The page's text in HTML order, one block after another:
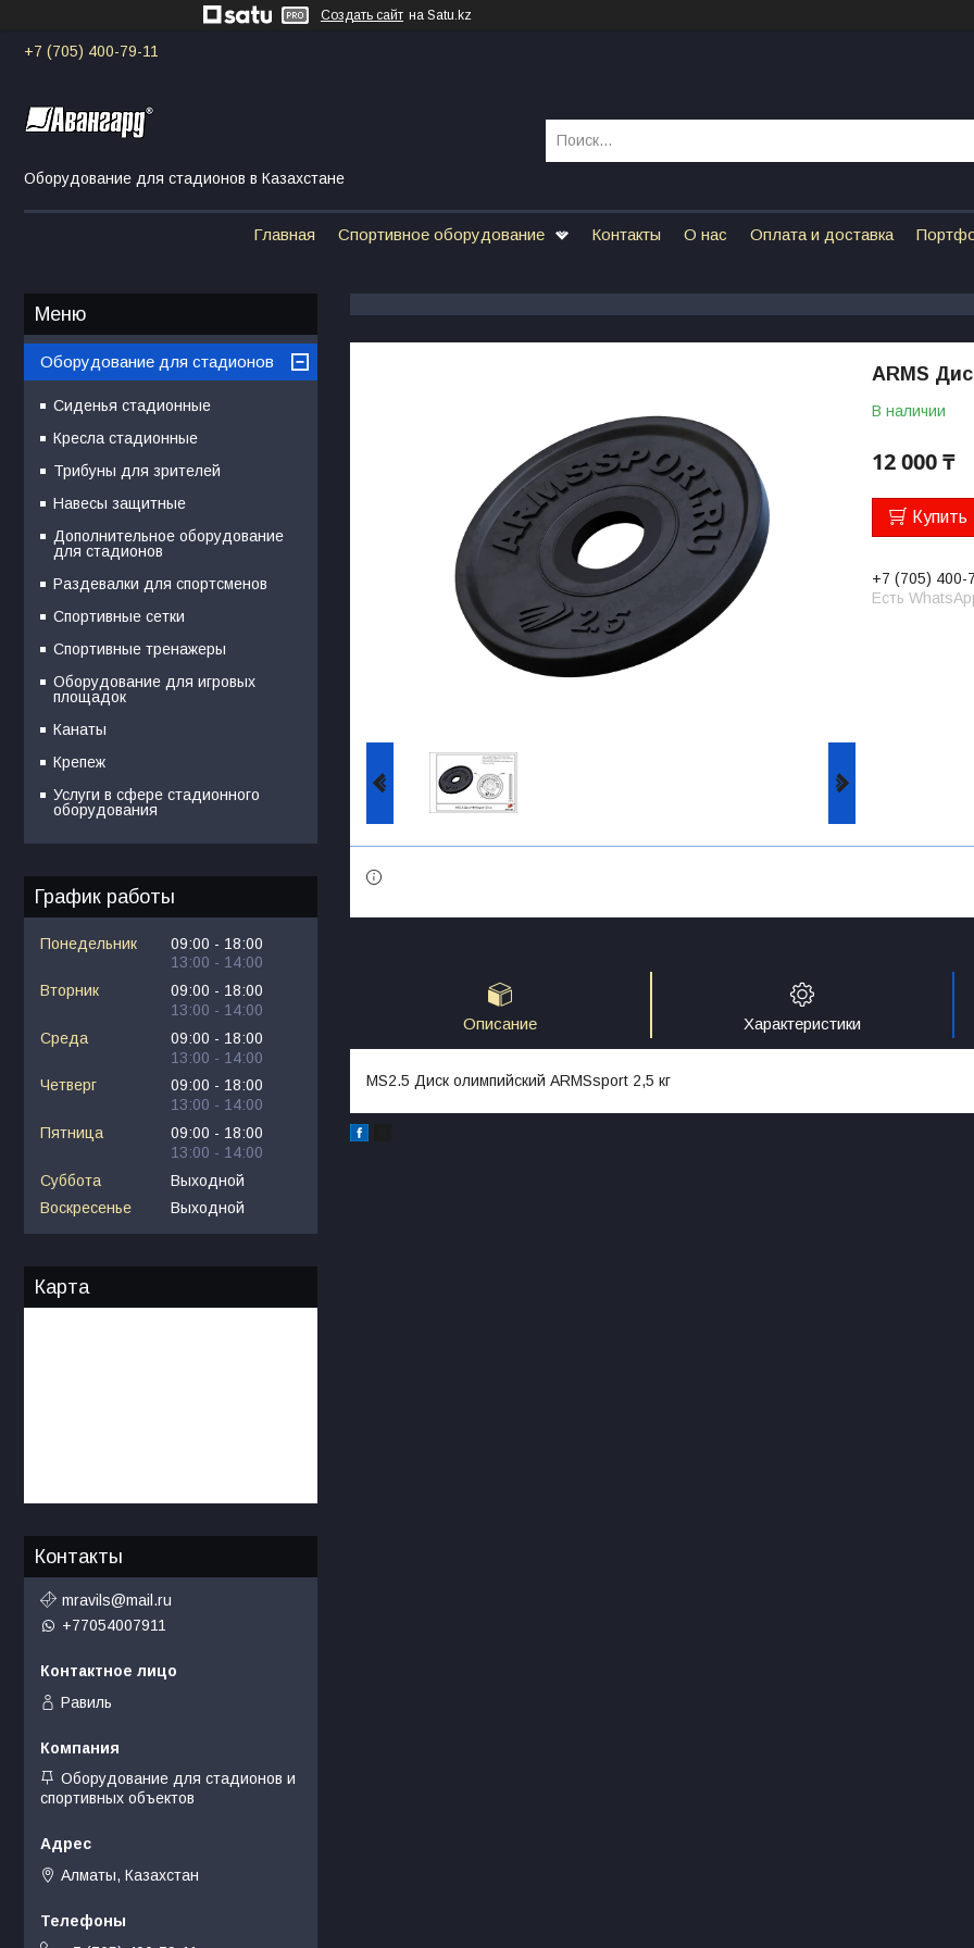
Создать сайт на Satu.kz
+7 (705) 400-79-11
Оборудование для стадионов в Казахстане
Главная Спортивное оборудование Контакты О нас Оплата и доставка
ARMS
В наличии
12 000 ₸
Купить
+7 (705) 400-
Есть
Описание Характеристики
MS2.5 Диск олимпийский ARMSsport 2,5 кг
Оборудование для стадионов
Сиденья стадионные
Кресла стадионные
Трибуны для зрителей
Навесы защитные
Дополнительное оборудование
для стадионов
Раздевалки для спортсменов
Спортивные сетки
Спортивные тренажеры
Оборудование для игровых
площадок
Канаты
Крепеж
Услуги в сфере стадионного
оборудования
График работы
Понедельник 09:00
18:00
13:00
14:00
Вторник
09:00
18:00
13:00
14:00
Среда
09:00
18:00
13:00
14:00
Четверг
09:00
18:00
13:00
14:00
Пятница
09:00
18:00
13:00
14:00
Суббота
Выходной
Воскресенье
Выходной
Карта
Контакты
mravils@mail.ru
+77054007911
Равиль
Оборудование для стадионов и
спортивных объектов
Алматы, Казахстан